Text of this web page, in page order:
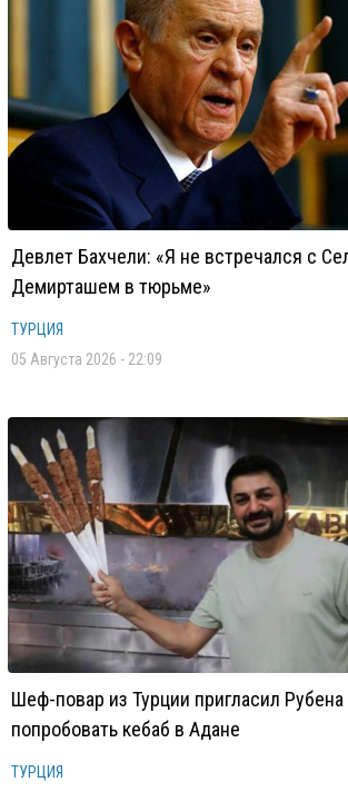
Девлет Бахчели: «Я не встречался с
Демирташем в тюрьме»
ТУРЦИЯ
05 Августа 2026 - 22:09
Шеф-повар из Турции пригласил Рубена
попробовать кебаб в Адане
ТУРЦИЯ